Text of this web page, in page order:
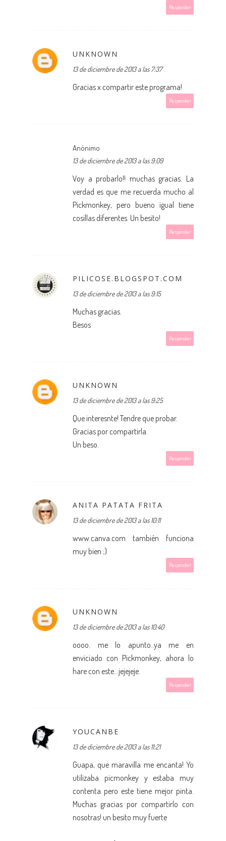
Responder
UNKNOWN
13 de diciembre de 2013 a las 7:37
Gracias x compartir este programa!
Responder
Anónimo
13 de diciembre de 2013 a las 9:09
Voy a probarlo!! muchas gracias. La
verdad es que me recuerda mucho al
Pickmonkey, pero bueno igual tiene
cosillas diferentes. Un besito!
Responder
PILICOSE.BLOGSPOT.COM
13 de diciembre de 2013 a las 9:15
Muchas gracias.
Besos
Responder
UNKNOWN
13 de diciembre de 2013 a las 9:25
Que interesnte! Tendre que probar.
Gracias por compartirla.
Un beso.
Responder
ANITA PATATA FRITA
13 de diciembre de 2013 a las 10:11
www.canva.com también funciona
muy bien ;)
Responder
UNKNOWN
13 de diciembre de 2013 a las 10:40
oooo. me lo apunto..ya me en
enviciado con Pickmonkey, ahora lo
hare con este...jejejeje.
Responder
YOUCANBE
13 de diciembre de 2013 a las 11:21
Guapa, que maravilla me encanta! Yo
utilizaba picmonkey y estaba muy
contenta pero este tiene mejor pinta.
Muchas gracias por compartirlo con
nosotras! un besito muy fuerte